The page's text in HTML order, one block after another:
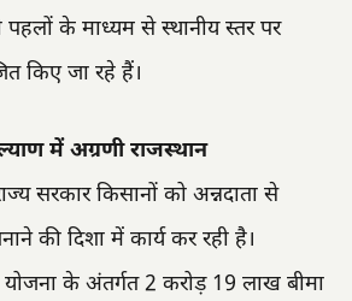
के माध्यम से स्थानीय स्तर पर
किए जा रहे हैं।
में अग्रणी राजस्थान
सरकार किसानों को अन्नदाता से
की दिशा में कार्य कर रही है।
योजना के अंतर्गत 2 करोड़ 19 लाख बीमा